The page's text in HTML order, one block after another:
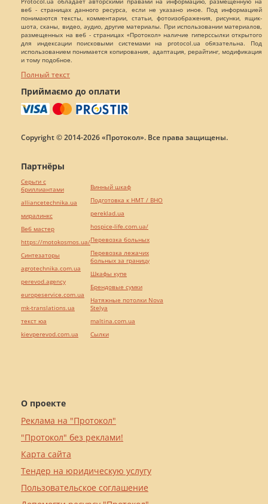
веб - страницах данного ресурса, если не указано иное. Под информацией
понимаются тексты, комментарии, статьи, фотоизображения, рисунки, ящик-
шота, сканы, видео, аудио, другие материалы. При использовании материалов,
размещенных на веб - страницах «Протокол» наличие гиперссылки открытого
для индексации поисковыми системами на protocol.ua обязательна. Под
использованием понимается копирования, адаптация, рерайтинг, модификация
и тому подобное.
Полный текст
Приймаємо до оплати
Copyright © 2014-2026 «Протокол». Все права защищены.
О проекте
Реклама на "Протокол"
"Протокол" без реклами!
Карта сайта
Тендер на юридическую услугу
Пользовательское соглашение
Партнёры
Серьги с
бриллиантами
alliancetechnika.ua
миралинкс
Веб мастер
https://motokosmos.ua/
Синтезаторы
agrotechnika.com.ua
perevod.agency
europeservice.com.ua
mk-translations.ua
текст юа
kievperevod.com.ua
Винный шкаф
Подготовка к НМТ / ВНО
pereklad.ua
hospice-life.com.ua/
Перевозка больных
Перевозка лежачих
больных за границу
Шкафы купе
Брендовые сумки
Натяжные потолки Nova
Stelya
maltina.com.ua
Cылки